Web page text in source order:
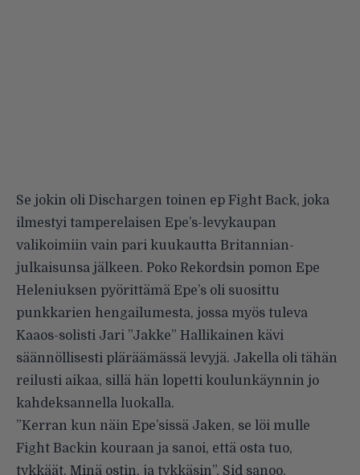
Se jokin oli Dischargen toinen ep Fight Back, joka
ilmestyi tamperelaisen Epe’s-levykaupan
valikoimiin vain pari kuukautta Britannian-
julkaisunsa jälkeen. Poko Rekordsin pomon Epe
Heleniuksen pyörittämä Epe’s oli suosittu
punkkarien hengailumesta, jossa myös tuleva
Kaaos-solisti Jari ”Jakke” Hallikainen kävi
säännöllisesti pläräämässä levyjä. Jakella oli tähän
reilusti aikaa, sillä hän lopetti koulunkäynnin jo
kahdeksannella luokalla.
”Kerran kun näin Epe’sissä Jaken, se löi mulle
Fight Backin kouraan ja sanoi, että osta tuo,
tykkäät. Minä ostin, ja tykkäsin”, Sid sanoo.